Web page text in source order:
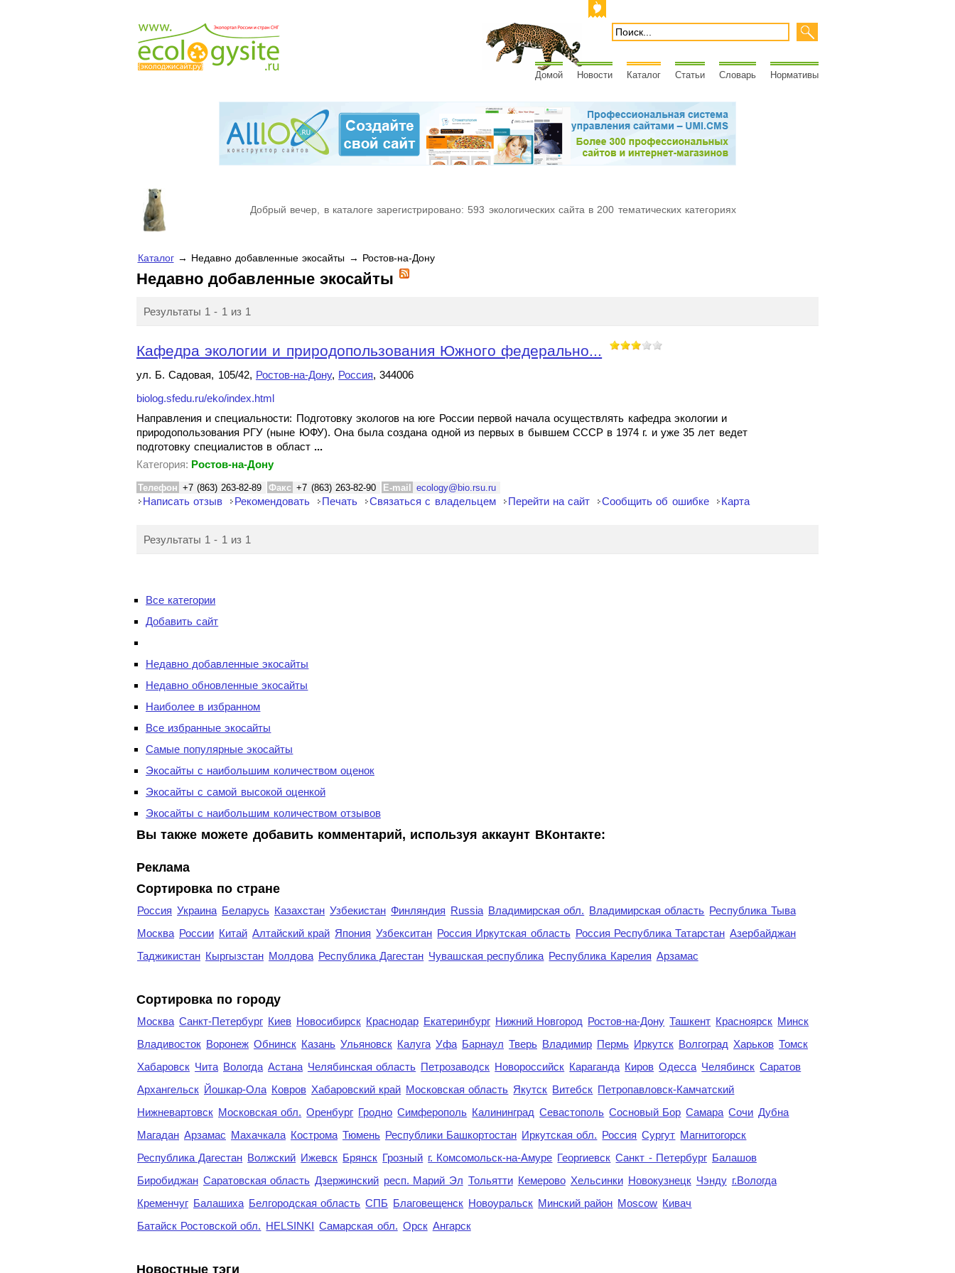
Домой Новости Каталог Статьи Словарь Нормативы
Добрый вечер, в каталоге зарегистрировано: 593 экологических сайта в 200 тематических категориях
Каталог→ Недавно добавленные экосайты → Ростов-на-Дону
Недавно добавленные экосайты
Результаты 1 - 1 из 1
Кафедра экологии и природопользования Южного федерально...
ул. Б. Садовая, 105/42, Ростов-на-Дону, Россия, 344006
biolog.sfedu.ru/eko/index.html
Направления и специальности: Подготовку экологов на юге России первой начала осуществлять кафедра экологии и
природопользования РГУ (ныне ЮФУ). Она была создана одной из первых в бывшем СССР в 1974 г. и уже 35 лет ведет
подготовку специалистов в област ...
Категория: Ростов-на-Дону
Телефон +7 (863) 263-82-89 Факс +7 (863) 263-82-90 E-mail ecology@bio.rsu.ru
Написать отзыв Рекомендовать Печать Связаться с владельцем Перейти на сайт Сообщить об ошибке Карта
Результаты 1 - 1 из 1
Все категории
Добавить сайт
Недавно добавленные экосайты
Недавно обновленные экосайты
Наиболее в избранном
Все избранные экосайты
Самые популярные экосайты
Экосайты с наибольшим количеством оценок
Экосайты с самой высокой оценкой
Экосайты с наибольшим количеством отзывов
Вы также можете добавить комментарий, используя аккаунт ВКонтакте:
Реклама
Сортировка по стране
Россия Украина Беларусь Казахстан Узбекистан Финляндия Russia Владимирская обл. Владимирская область Республика Тыва
Москва России Китай Алтайский край Япония Узбекситан Россия Иркутская область Россия Республика Татарстан Азербайджан
Таджикистан Кыргызстан Молдова Республика Дагестан Чувашская республика Республика Карелия Арзамас
Cортировка по городу
Москва Санкт-Петербург Киев Новосибирск Краснодар Екатеринбург Нижний Новгород Ростов-на-Дону Ташкент Красноярск Минск
Владивосток Воронеж Обнинск Казань Ульяновск Калуга Уфа Барнаул Тверь Владимир Пермь Иркутск Волгоград Харьков Томск
Хабаровск Чита Вологда Астана Челябинская область Петрозаводск Новороссийск Караганда Киров Одесса Челябинск Саратов
Архангельск Йошкар-Ола Ковров Хабаровский край Московская область Якутск Витебск Петропавловск-Камчатский
Нижневартовск Московская обл. Оренбург Гродно Симферополь Калининград Севастополь Сосновый Бор Самара Сочи Дубна
Магадан Арзамас Махачкала Кострома Тюмень Республики Башкортостан Иркутская обл. Россия Сургут Магнитогорск
Республика Дагестан Волжский Ижевск Брянск Грозный г. Комсомольск-на-Амуре Георгиевск Санкт - Петербург Балашов
Биробиджан Саратовская область Дзержинский респ. Марий Эл Тольятти Кемерово Хельсинки Новокузнецк Чэнду г.Вологда
Кременчуг Балашиха Белгородская область СПБ Благовещенск Новоуральск Минский район Moscow Кивач
Батайск Ростовской обл. HELSINKI Самарская обл. Орск Ангарск
Новостные тэги